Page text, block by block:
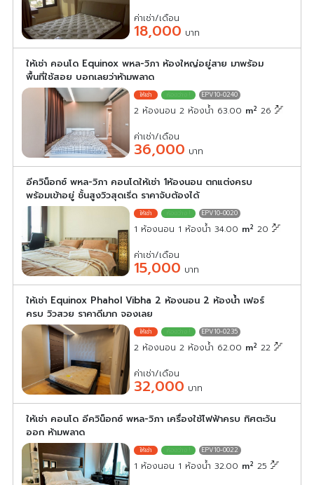
ค่าเช่า/เดือน
18,000 บาท
ให้เช่า คอนโด Equinox พหล-วิภา ห้องใหญ่อยู่สาย มาพร้อม
พื้นที่ใช้สอย บอกเลยว่าห้ามพลาด
EPV10-0240
2 ห้องนอน 2 ห้องน้ำ 63.00 m2 26
ค่าเช่า/เดือน
36,000 บาท
อีควิน็อกซ์ พหล-วิภา คอนโดให้เช่า 1ห้องนอน ตกแต่งครบ
พร้อมเข้าอยู่ ชั้นสูงวิวสุดเริ่ด ราคาจับต้องได้
EPV10-0020
1 ห้องนอน 1 ห้องน้ำ 34.00 m2 20
ค่าเช่า/เดือน
15,000 บาท
ให้เช่า Equinox Phahol Vibha 2 ห้องนอน 2 ห้องน้ำ เฟอร์
ครบ วิวสวย ราคาดีมาก จองเลย
EPV10-0235
2 ห้องนอน 2 ห้องน้ำ 62.00 m2 22
ค่าเช่า/เดือน
32,000 บาท
ให้เช่า คอนโด อีควิน็อกซ์ พหล-วิภา เครื่องใช้ไฟฟ้าครบ ทิศตะวัน
ออก ห้ามพลาด
EPV10-0022
1 ห้องนอน 1 ห้องน้ำ 32.00 m2 25